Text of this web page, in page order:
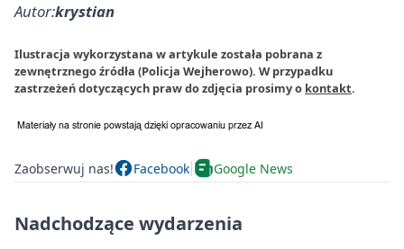
Autor:krystian
Ilustracja wykorzystana w artykule została pobrana z
zewnętrznego źródła (Policja Wejherowo). W przypadku
zastrzeżeń dotyczących praw do zdjęcia prosimy o kontakt.
Zaobserwuj nas! Facebook Google News
Nadchodzące wydarzenia